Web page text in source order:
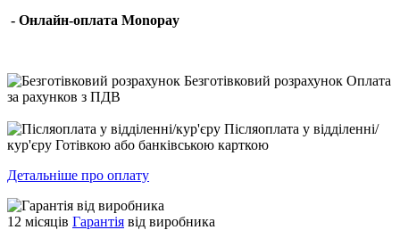
- Онлайн-оплата Monopay
Безготівковий розрахунок Оплата
за рахунков з ПДВ
Післяоплата у відділенні/
кур'єру Готівкою або банківською карткою
Детальніше про оплату
12 місяців Гарантія від виробника